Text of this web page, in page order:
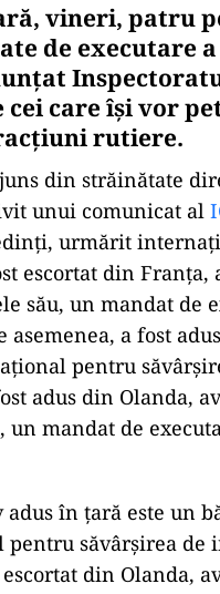
vineri, patru
de executare
cei care își vor
rutiere.
din străinătate
unui comunicat al
urmărit
escortat din Franţa,
său, un mandat de
a fost
pentru
adus din Olanda,
mandat de
în țară este un
săvârşirea
din Olanda,